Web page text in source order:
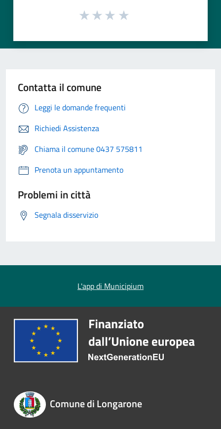
Contatta il comune
Leggi le domande frequenti
Richiedi Assistenza
Chiama il comune 0437 575811
Prenota un appuntamento
Problemi in città
Segnala disservizio
L'app di Municipium
Comune di Longarone